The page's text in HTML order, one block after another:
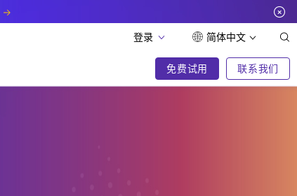
登录
简体中文
免费试用 联系我们